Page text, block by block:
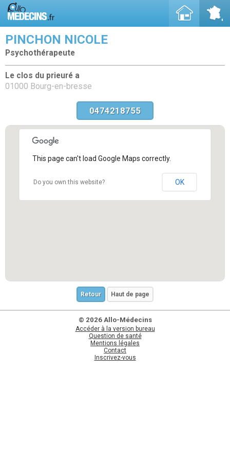
PINCHON NICOLE
Psychothérapeute
Le clos du prieuré a
01000 Bourg-en-bresse
0474218755
This page can't load Google Maps correctly.
Do you own this website? OK
Retour Haut de page
© 2026 Allo-Médecins
Accéder à la version bureau
Question de santé
Mentions légales
Contact
Inscrivez-vous